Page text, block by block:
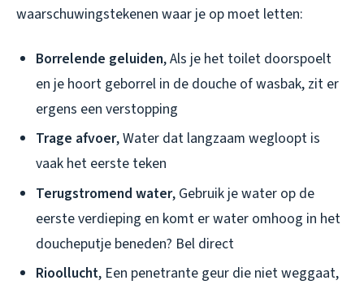
waarschuwingstekenen waar je op moet letten:
Borrelende geluiden, Als je het toilet doorspoelt
en je hoort geborrel in de douche of wasbak, zit er
ergens een verstopping
Trage afvoer, Water dat langzaam wegloopt is
vaak het eerste teken
Terugstromend water, Gebruik je water op de
eerste verdieping en komt er water omhoog in het
doucheputje beneden? Bel direct
Rioollucht, Een penetrante geur die niet weggaat,